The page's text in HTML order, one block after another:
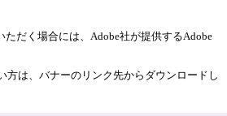
ただく場合には、Adobe社が提供するAdobe
方は、バナーのリンク先からダウンロードし